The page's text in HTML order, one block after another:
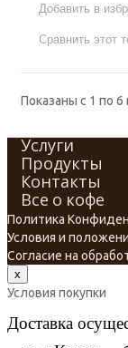
Добавить в
Сравнить этот
Показаны с 1 по 6
Услуги
Продукты
Контакты
Все о кофе
Политика
Условия и
Cогласие на
x
Условия покупки
Доставка